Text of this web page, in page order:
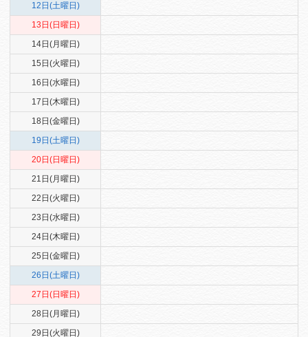
12日(土曜日)
13日(日曜日)
14日(月曜日)
15日(火曜日)
16日(水曜日)
17日(木曜日)
18日(金曜日)
19日(土曜日)
20日(日曜日)
21日(月曜日)
22日(火曜日)
23日(水曜日)
24日(木曜日)
25日(金曜日)
26日(土曜日)
27日(日曜日)
28日(月曜日)
29日(火曜日)